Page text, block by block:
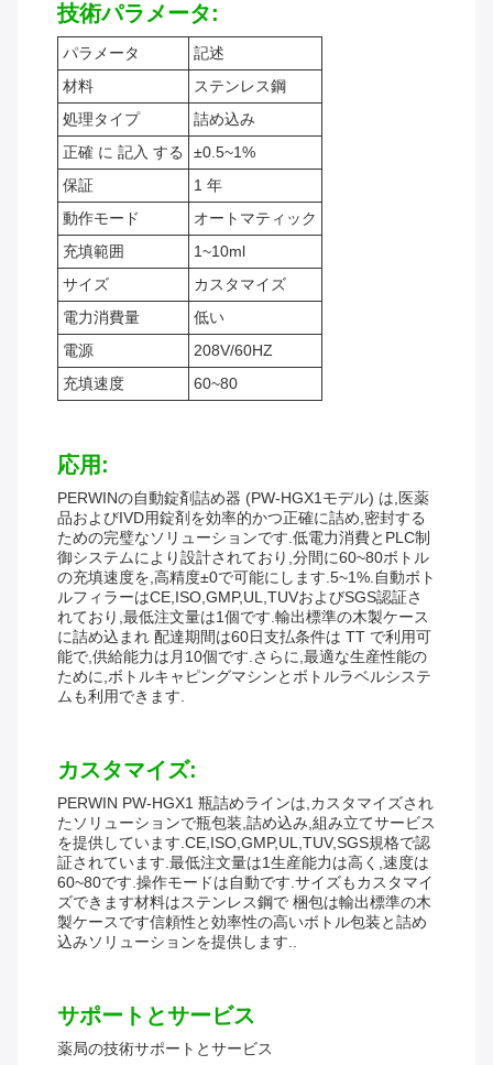
技術パラメータ:
パラメータ
記述
材料
ステンレス鋼
処理タイプ
詰め込み
正確 に 記入 する
±0.5~1%
保証
1 年
動作モード
オートマティック
充填範囲
1~10ml
サイズ
カスタマイズ
電力消費量
低い
電源
208V/60HZ
充填速度
60~80
応用:
PERWINの自動錠剤詰め器 (PW-HGX1モデル) は,医薬
品およびIVD用錠剤を効率的かつ正確に詰め,密封する
ための完璧なソリューションです.低電力消費とPLC制
御システムにより設計されており,分間に60~80ボトル
の充填速度を,高精度±0で可能にします.5~1%.自動ボト
ルフィラーはCE,ISO,GMP,UL,TUVおよびSGS認証さ
れており,最低注文量は1個です.輸出標準の木製ケース
に詰め込まれ 配達期間は60日支払条件は TT で利用可
能で,供給能力は月10個です.さらに,最適な生産性能の
ために,ボトルキャピングマシンとボトルラベルシステ
ムも利用できます.
カスタマイズ:
PERWIN PW-HGX1 瓶詰めラインは,カスタマイズされ
たソリューションで瓶包装,詰め込み,組み立てサービス
を提供しています.CE,ISO,GMP,UL,TUV,SGS規格で認
証されています.最低注文量は1生産能力は高く,速度は
60~80です.操作モードは自動です.サイズもカスタマイ
ズできます材料はステンレス鋼で 梱包は輸出標準の木
製ケースです信頼性と効率性の高いボトル包装と詰め
込みソリューションを提供します..
サポートとサービス
薬局の技術サポートとサービス